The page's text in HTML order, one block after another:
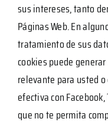
sus intereses, tanto
Páginas Web. En
tratamiento de sus
cookies puede
relevante para usted
efectiva con
que no te permita